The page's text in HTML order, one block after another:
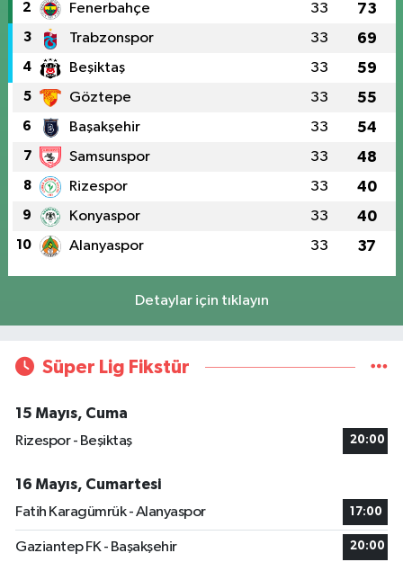
2 Fenerbahçe 33 73
3 Trabzonspor 33 69
4 Beşiktaş 33 59
5 Göztepe 33 55
6 Başakşehir 33 54
7 Samsunspor 33 48
8 Rizespor 33 40
9 Konyaspor 33 40
10 Alanyaspor 33 37
Detaylar için tıklayın
Süper Lig Fikstür
15 Mayıs, Cuma
Rizespor - Beşiktaş
20:00
16 Mayıs, Cumartesi
Fatih Karagümrük - Alanyaspor
17:00
Gaziantep FK - Başakşehir 20:00